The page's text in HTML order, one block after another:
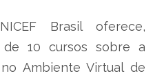
Brasil oferece,
de 10 cursos sobre a
Ambiente Virtual de